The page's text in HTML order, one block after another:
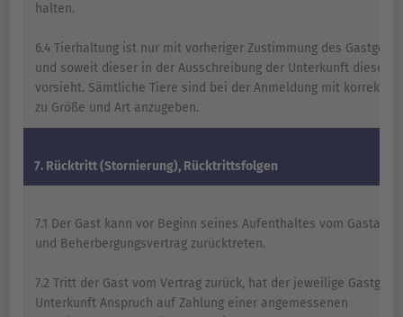
halten.
6.4 Tierhaltung ist nur mit vorheriger Zustimmung des
und soweit dieser in der Ausschreibung der Unterkunft diese
vorsieht. Sämtliche Tiere sind bei der Anmeldung mit korrekten
zu Größe und Art anzugeben.
7. Rücktritt (Stornierung), Rücktrittsfolgen
7.1 Der Gast kann vor Beginn seines Aufenthaltes vom
und Beherbergungsvertrag zurücktreten.
7.2 Tritt der Gast vom Vertrag zurück, hat der jeweilige
Unterkunft Anspruch auf Zahlung einer angemessenen